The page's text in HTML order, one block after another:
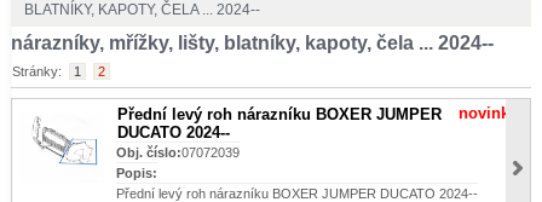
BLATNÍKY, KAPOTY, ČELA ... 2024--
nárazníky, mřížky, lišty, blatníky, kapoty, čela ... 2024--
Stránky: 1 2
Přední levý roh nárazníku BOXER JUMPER
DUCATO 2024--
novinka
Obj. číslo:07072039
Popis:
Přední levý roh nárazníku BOXER JUMPER DUCATO 2024--